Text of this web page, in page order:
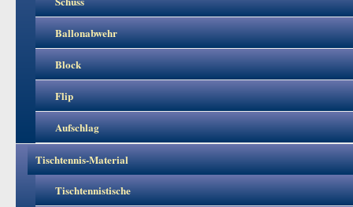
Ballonabwehr
Block
Flip
Aufschlag
Tischtennis-Material
Tischtennistische